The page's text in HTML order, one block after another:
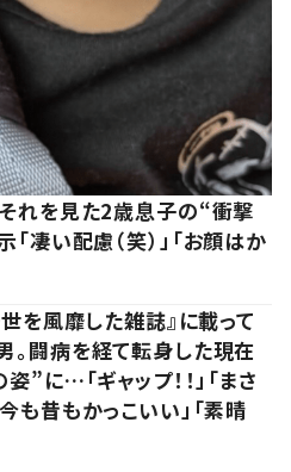
れを見た2歳息子の“衝撃
い配慮（笑）」「お顔はか
を風靡した雑誌』に載って
。闘病を経て転身した現在
”に…「ギャップ！！」「まさ
も昔もかっこいい」「素晴